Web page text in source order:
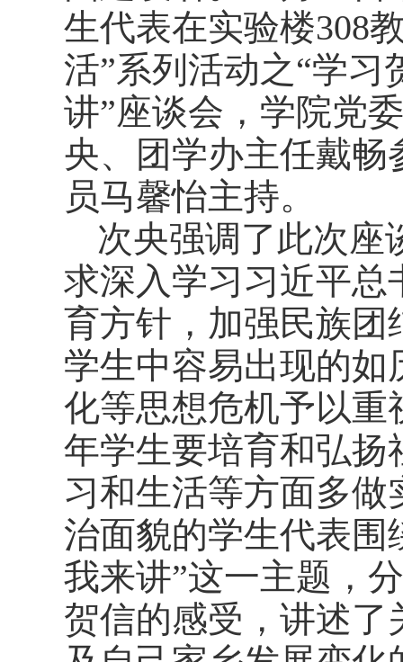
生代表在实验楼308
活”系列活动之“学习
讲”座谈会，学院党
央、团学办主任戴
员马馨怡主持。
次央强调了此次座
求深入学习习近平总
育方针，加强民族团
学生中容易出现的
化等思想危机予以重
年学生要培育和弘扬
习和生活等方面多做
治面貌的学生代表围
我来讲”这一主题，
贺信的感受，讲述